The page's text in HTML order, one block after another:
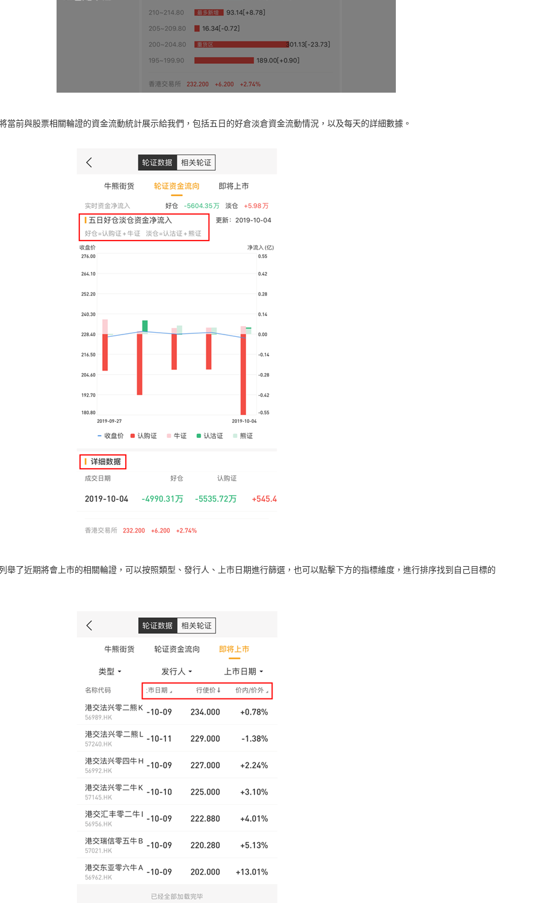
當前與股票相關輪證的資金流動統計展示給我們，包括五日的好倉淡倉資金流動情況，以及每天的詳細數據。
舉了近期將會上市的相關輪證，可以按照類型、發行人、上市日期進行篩選，也可以點擊下方的指標維度，進行排序找到自己目標的